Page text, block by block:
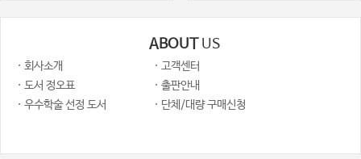
ABOUT US
· 회사소개
· 고객센터
· 도서 정오표
· 출판안내
· 우수학술 선정 도서
· 단체/대량 구매신청